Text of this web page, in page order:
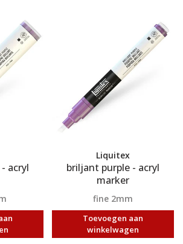
acryl
Liquitex
briljant purple - acryl
marker
fine 2mm
Toevoegen aan
winkelwagen